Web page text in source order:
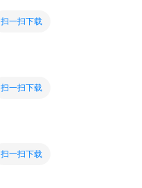
扫一扫下载
扫一扫下载
扫一扫下载